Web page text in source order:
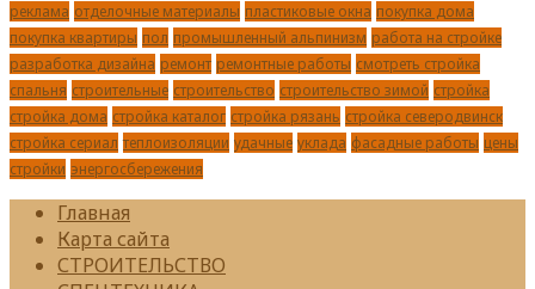
реклама отделочные материалы пластиковые окна покупка дома
покупка квартиры пол промышленный альпинизм работа на стройке
разработка дизайна ремонт ремонтные работы смотреть стройка
спальня строительные строительство строительство зимой стройка
стройка дома стройка каталог стройка рязань стройка северодвинск
стройка сериал теплоизоляции удачные уклада фасадные работы цены
стройки энергосбережения
Главная
Карта сайта
СТРОИТЕЛЬСТВО